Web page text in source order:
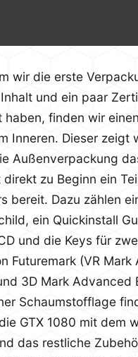
wir die erste
und ein paar
haben, finden wir
Inneren. Dieser zeigt
Außenverpackung
zu Beginn ein
bereit. Dazu zählen
ein Quickinstall
und die Keys für
Futuremark (VR Mark
3D Mark Advanced
Schaumstofflage
GTX 1080 mit dem
das restliche